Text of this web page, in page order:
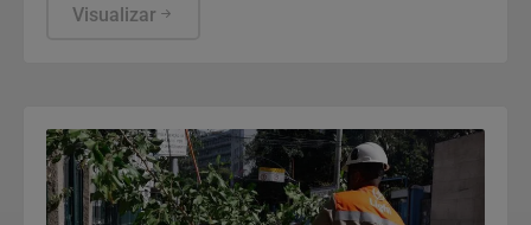
cresceram 0,9% (de 477.326 para 483.561).
Visualizar